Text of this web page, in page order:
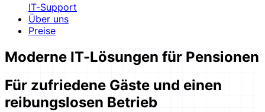
IT-Support
Über uns
Preise
Moderne IT-Lösungen für Pensionen
Für zufriedene Gäste und einen
reibungslosen Betrieb